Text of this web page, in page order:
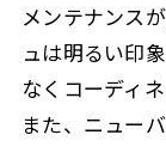
メンテナンス
ュは明るい印
なくコーディ
また、ニュー